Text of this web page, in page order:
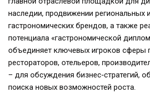
наследии, продвижении региональных
гастрономических брендов, а также
потенциала «гастрономической
объединяет ключевых игроков сферы
рестораторов, отельеров,
– для обсуждения бизнес‑стратегий,
поиска новых возможностей роста.